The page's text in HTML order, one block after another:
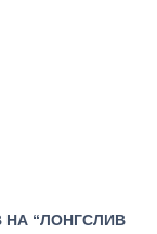
“ЛОНГСЛИВ